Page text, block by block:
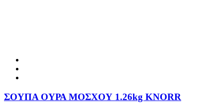
ΣΟΥΠΑ ΟΥΡΑ ΜΟΣΧΟΥ 1.26kg KNORR